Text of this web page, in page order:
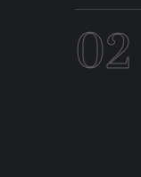
02